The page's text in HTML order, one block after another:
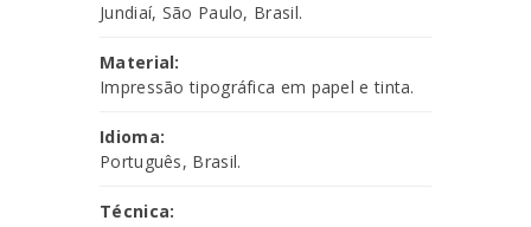
Jundiaí, São Paulo, Brasil.
Material:
Impressão tipográfica em papel e tinta.
Idioma:
Português, Brasil.
Técnica: